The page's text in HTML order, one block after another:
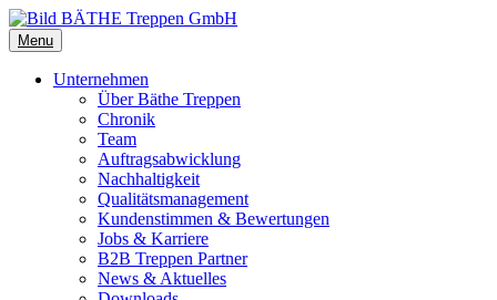
Menu
Unternehmen
Über Bäthe Treppen
Chronik
Team
Auftragsabwicklung
Nachhaltigkeit
Qualitätsmanagement
Kundenstimmen & Bewertungen
Jobs & Karriere
B2B Treppen Partner
News & Aktuelles